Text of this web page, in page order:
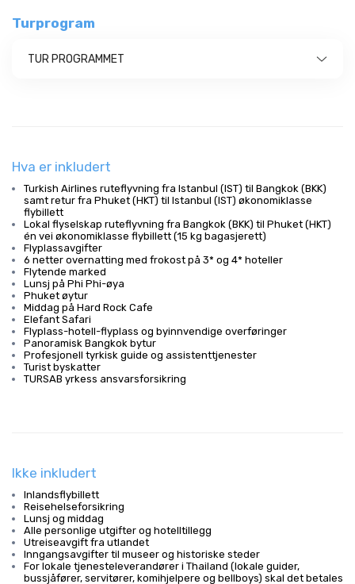
Turprogram
TUR PROGRAMMET
Hva er inkludert
Turkish Airlines ruteflyvning fra Istanbul (IST) til Bangkok (BKK)
samt retur fra Phuket (HKT) til Istanbul (IST) økonomiklasse
flybillett
Lokal flyselskap ruteflyvning fra Bangkok (BKK) til Phuket (HKT)
én vei økonomiklasse flybillett (15 kg bagasjerett)
Flyplassavgifter
6 netter overnatting med frokost på 3* og 4* hoteller
Flytende marked
Lunsj på Phi Phi-øya
Phuket øytur
Middag på Hard Rock Cafe
Elefant Safari
Flyplass-hotell-flyplass og byinnvendige overføringer
Panoramisk Bangkok bytur
Profesjonell tyrkisk guide og assistenttjenester
Turist byskatter
TURSAB yrkess ansvarsforsikring
Ikke inkludert
Inlandsflybillett
Reisehelseforsikring
Lunsj og middag
Alle personlige utgifter og hotelltillegg
Utreiseavgift fra utlandet
Inngangsavgifter til museer og historiske steder
For lokale tjenesteleverandører i Thailand (lokale guider,
bussjåfører, servitører, komihjelpere og bellboys) skal det betales